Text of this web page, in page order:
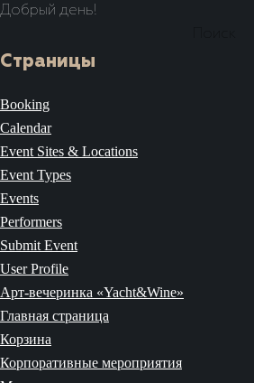
Добрый день!
Страницы
Booking
Calendar
Event Sites & Locations
Event Types
Events
Performers
Submit Event
User Profile
Арт-вечеринка «Yacht&Wine»
Главная страница
Корзина
Корпоративные мероприятия